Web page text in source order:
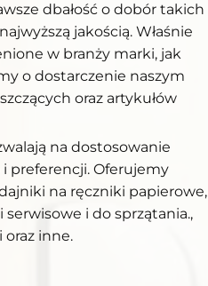
dbałość o dobór takich
jakością. Właśnie
w branży marki, jak
o dostarczenie naszym
oraz artykułów
na dostosowanie
preferencji. Oferujemy
na ręczniki papierowe,
i do sprzątania.,
oraz inne.